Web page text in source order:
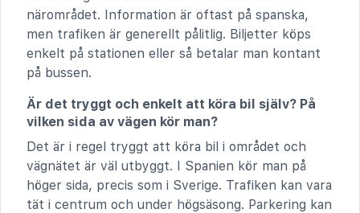
närområdet. Information är oftast på spanska,
men trafiken är generellt pålitlig. Biljetter köps
enkelt på stationen eller så betalar man kontant
på bussen.
Är det tryggt och enkelt att köra bil själv? På
vilken sida av vägen kör man?
Det är i regel tryggt att köra bil i området och
vägnätet är väl utbyggt. I Spanien kör man på
höger sida, precis som i Sverige. Trafiken kan vara
tät i centrum och under högsäsong. Parkering kan